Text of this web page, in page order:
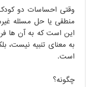
وقتی احساسات دو
منطقی یا حل مسئله
این است که به آن ها
به معنای تنبیه نیست،
است.
چگونه؟